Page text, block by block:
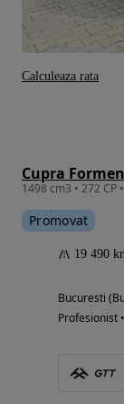
Cupra
Promovat
19 490
Bucuresti
Profesionist
Calculeaza rata